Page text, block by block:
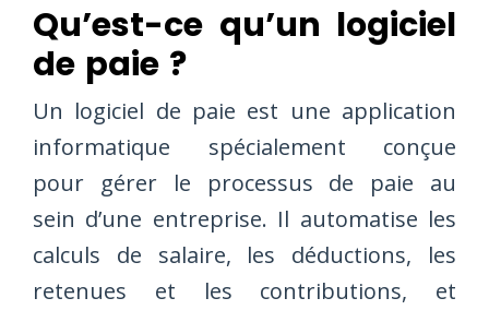
Qu’est-ce qu’un logiciel
de paie ?
Un logiciel de paie est une application
informatique spécialement conçue
pour gérer le processus de paie au
sein d’une entreprise. Il automatise les
calculs de salaire, les déductions, les
retenues et les contributions, et